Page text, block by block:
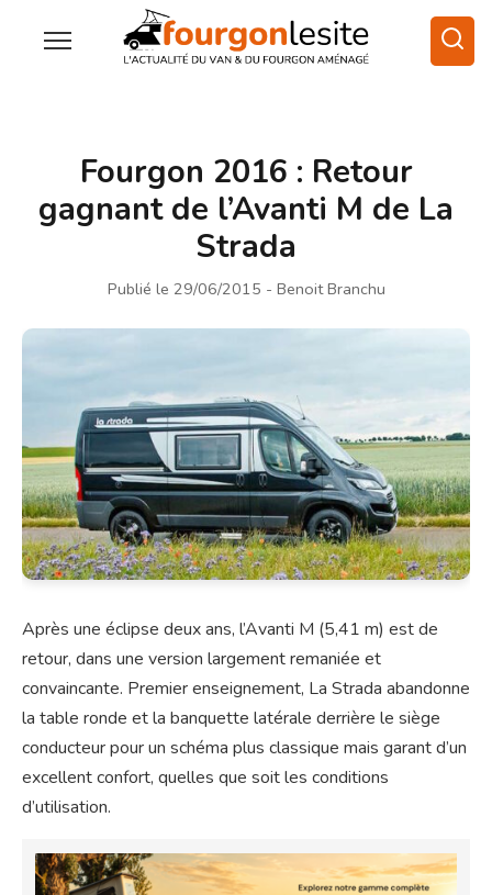
Fourgon 2016 : Retour
gagnant de l’Avanti M de La
Strada
Publié le 29/06/2015 - Benoit Branchu
Après une éclipse deux ans, l’Avanti M (5,41 m) est de
retour, dans une version largement remaniée et
convaincante. Premier enseignement, La Strada abandonne
la table ronde et la banquette latérale derrière le siège
conducteur pour un schéma plus classique mais garant d’un
excellent confort, quelles que soit les conditions
d’utilisation.